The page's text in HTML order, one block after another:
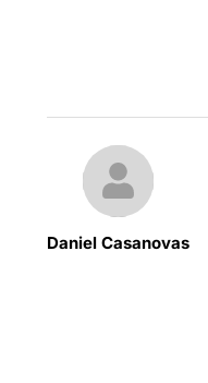
Daniel Casanovas